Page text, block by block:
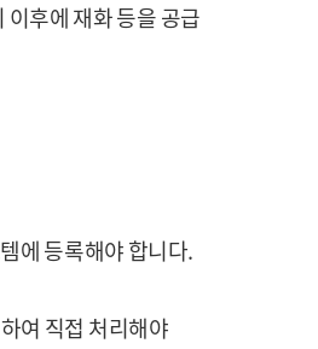
후에 재화 등을 공급
에 등록해야 합니다.
여 직접 처리해야